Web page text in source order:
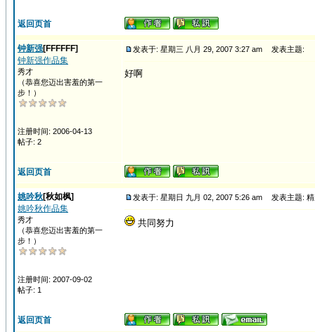
返回页首
钟新强[FFFFFF]
钟新强作品集
秀才
（恭喜您迈出害羞的第一
步！）
注册时间: 2006-04-13
帖子: 2
发表于: 星期三 八月 29, 2007 3:27 am 发表主题:
好啊
返回页首
姚吟秋[秋如枫]
姚吟秋作品集
秀才
（恭喜您迈出害羞的第一
步！）
注册时间: 2007-09-02
帖子: 1
发表于: 星期日 九月 02, 2007 5:26 am 发表主题:
共同努力
返回页首